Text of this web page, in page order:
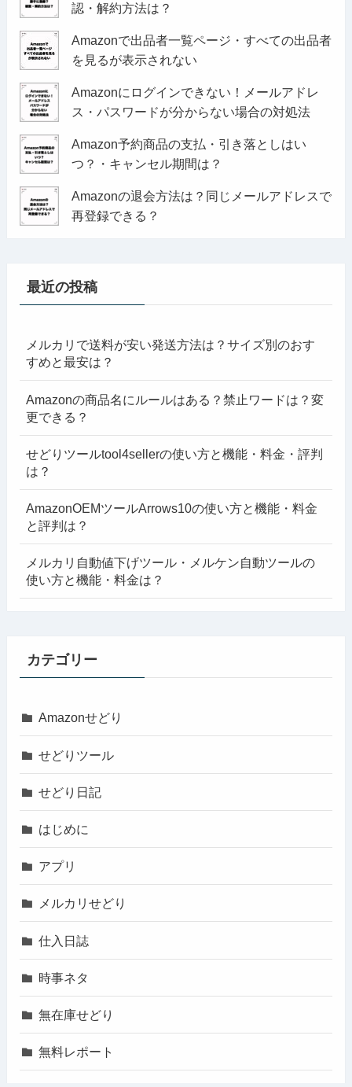
認・解約方法は？
Amazonで出品者一覧ページ・すべての出品者
を見るが表示されない
Amazonにログインできない！メールアドレ
ス・パスワードが分からない場合の対処法
Amazon予約商品の支払・引き落としはい
つ？・キャンセル期間は？
Amazonの退会方法は？同じメールアドレスで
再登録できる？
最近の投稿
メルカリで送料が安い発送方法は？サイズ別のおす
すめと最安は？
Amazonの商品名にルールはある？禁止ワードは？変
更できる？
せどりツールtool4sellerの使い方と機能・料金・評判
は？
AmazonOEMツールArrows10の使い方と機能・料金
と評判は？
メルカリ自動値下げツール・メルケン自動ツールの
使い方と機能・料金は？
カテゴリー
Amazonせどり
せどりツール
せどり日記
はじめに
アプリ
メルカリせどり
仕入日誌
時事ネタ
無在庫せどり
無料レポート